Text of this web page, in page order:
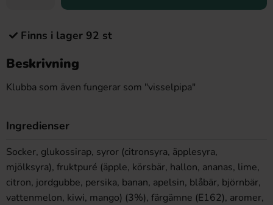
Finns i lager 92 st
Beskrivning
Klubba som även fungerar som "visselpipa"
Ingredienser
Socker, glukossirap, syror (citronsyra, äpplesyra,
mjölksyra), fruktpuré (äpple, körsbär, hallon, ananas, lime,
citron, jordgubbe, persika, banan, apelsin, blåbär, björnbär,
vattenmelon, kiwi, mango) (3%), färgämne (E162), aromer,